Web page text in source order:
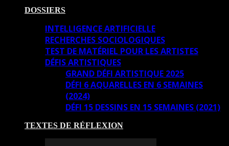
DOSSIERS
INTELLIGENCE ARTIFICIELLE
RECHERCHES SOCIOLOGIQUES
TEST DE MATÉRIEL POUR LES ARTISTES
DÉFIS ARTISTIQUES
GRAND DÉFI ARTISTIQUE 2025
DÉFI 6 AQUARELLES EN 6 SEMAINES
(2024)
DÉFI 15 DESSINS EN 15 SEMAINES (2021)
TEXTES DE RÉFLEXION